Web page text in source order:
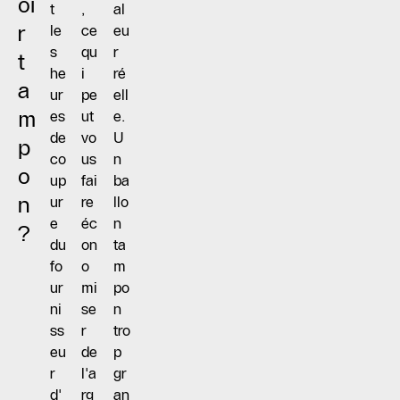
r
t
a
m
p
o
n
?
t
le
s
he
ur
es
de
co
up
ur
e
du
fo
ur
ni
ss
eu
r
d'
,
ce
qu
i
pe
ut
vo
us
fai
re
éc
on
o
mi
se
r
de
l'a
rg
al
eu
r
ré
ell
e.
U
n
ba
llo
n
ta
m
po
n
tro
p
gr
an